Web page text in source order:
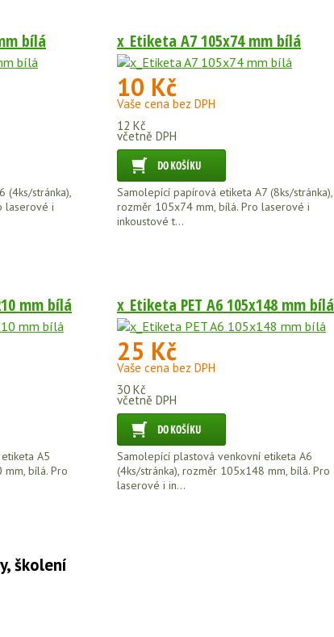
bílá
(4ks/stránka),
laserové i
x_Etiketa A7 105x74 mm bílá
10 Kč
Vaše cena bez DPH
12 Kč
včetně DPH
Samolepící papírová etiketa A7 (8ks/stránka),
rozměr 105x74 mm, bílá. Pro laserové i
inkoustové t...
mm bílá
A5
bílá. Pro
x_Etiketa PET A6 105x148 mm bílá
25 Kč
Vaše cena bez DPH
30 Kč
včetně DPH
Samolepící plastová venkovní etiketa A6
(4ks/stránka), rozměr 105x148 mm, bílá. Pro
laserové i in...
školení